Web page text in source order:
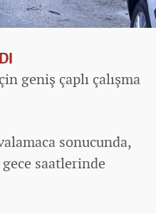
geniş çaplı çalışma
sonucunda,
saatlerinde